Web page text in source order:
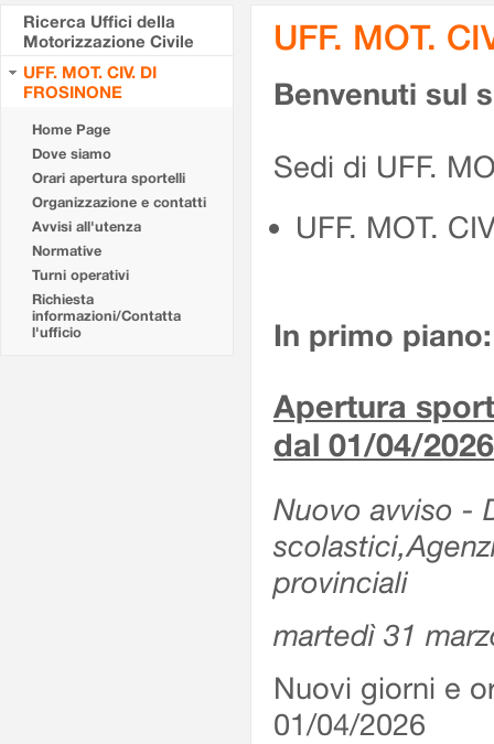
Ricerca Uffici della
Motorizzazione Civile
UFF. MOT. CIV. DI
FROSINONE
Home Page
Dove siamo
Orari apertura sportelli
Organizzazione e contatti
Avvisi all'utenza
Normative
Turni operativi
Richiesta
informazioni/Contatta
l'ufficio
UFF. MOT.
Benvenuti sul
Sedi di UFF.
UFF. MOT.
In primo piano:
Apertura
dal 01/04/2026
Nuovo avviso -
provinciali
martedì 31
Nuovi giorni e
01/04/2026